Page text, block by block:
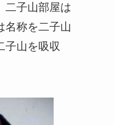
二子山部屋は
名称を二子山
子山を吸収